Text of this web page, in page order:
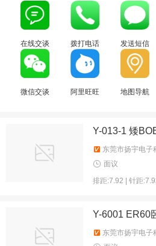
在线交谈 拨打电话 发送短信
微信交谈 阿里旺旺 地图导航
Y-013-1 矮
东莞市扬宇电子
面议
排距:7.92 | 针距
Y-6001 ER60
东莞市扬宇电子